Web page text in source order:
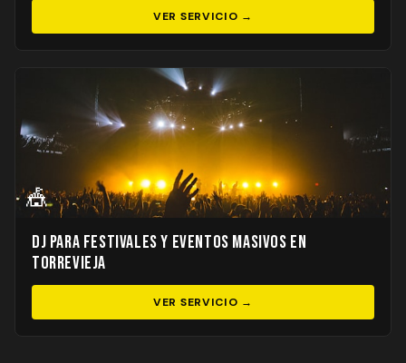
VER SERVICIO →
🎪
DJ para Festivales y Eventos Masivos en
Torrevieja
VER SERVICIO →